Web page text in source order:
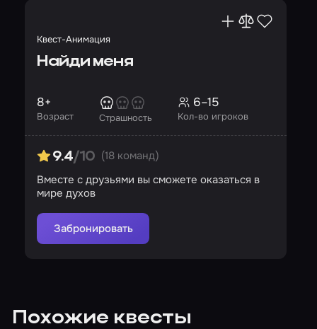
Квест-Анимация
Найди меня
Возраст
8+
Страшность Кол-во игроков
6–15
9.4/10 (18 команд)
Вместе с друзьями вы сможете оказаться в
мире духов
Забронировать
Похожие квесты